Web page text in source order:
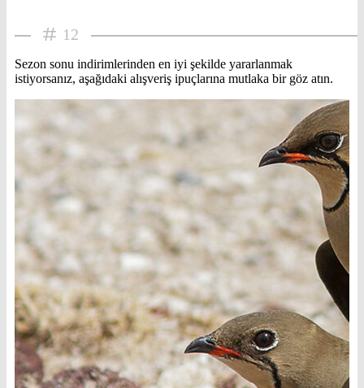
12
Sezon sonu indirimlerinden en iyi şekilde yararlanmak
istiyorsanız, aşağıdaki alışveriş ipuçlarına mutlaka bir göz atın.